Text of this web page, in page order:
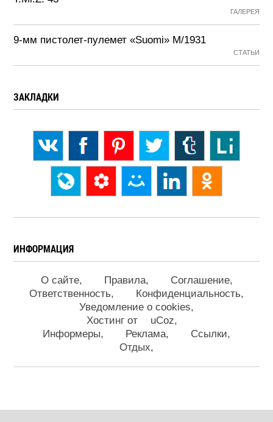
ГАЛЕРЕЯ
9-мм пистолет-пулемет «Suomi» М/1931
СТАТЬИ
ЗАКЛАДКИ
ИНФОРМАЦИЯ
О сайте Правила
Соглашение
Ответственность
Конфиденциальность
Уведомление о cookies
Хостинг от
uCoz
Информеры
Реклама
Ссылки
Отдых